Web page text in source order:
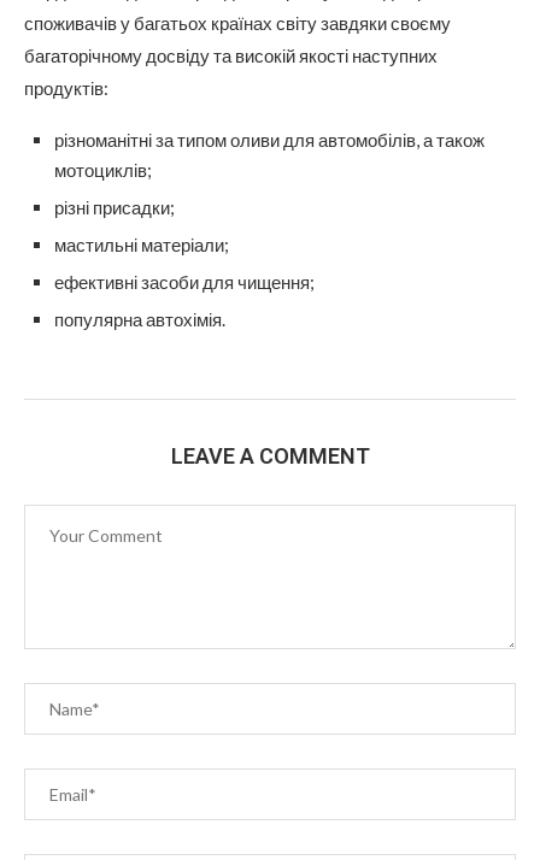
споживачів у багатьох країнах світу завдяки своєму
багаторічному досвіду та високій якості наступних
продуктів:
різноманітні за типом оливи для автомобілів, а також
мотоциклів;
різні присадки;
мастильні матеріали;
ефективні засоби для чищення;
популярна автохімія.
LEAVE A COMMENT